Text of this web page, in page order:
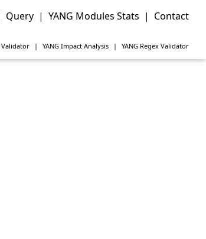
Query | YANG Modules Stats | Contact
Validator | YANG Impact Analysis | YANG Regex Validator